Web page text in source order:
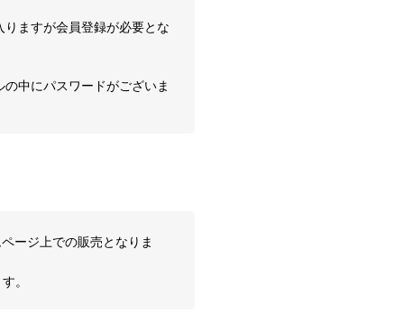
ますが会員登録が必要とな
中にパスワードがございま
ージ上での販売となりま
。